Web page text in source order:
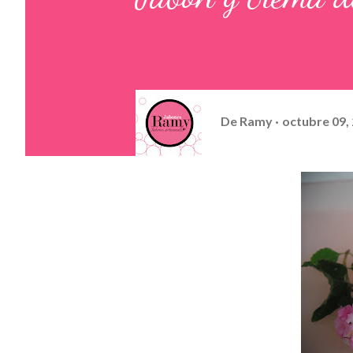
De Ramy octubre 09,